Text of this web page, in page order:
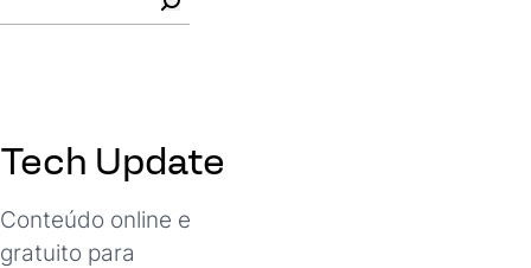
Buscar
Tech Update
Conteúdo online e
gratuito para